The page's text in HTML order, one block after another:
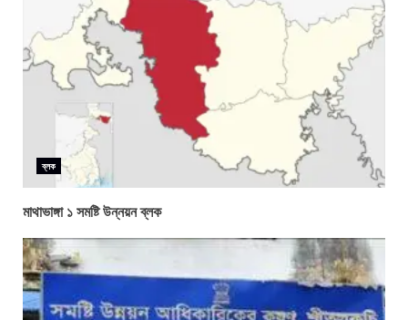
ব্লক
মাথাভাঙ্গা ১ সমষ্টি উন্নয়ন ব্লক